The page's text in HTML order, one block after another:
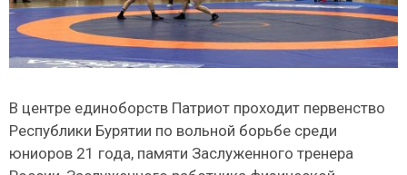
В центре единоборств Патриот проходит первенство
Республики Бурятии по вольной борьбе среди
юниоров 21 года, памяти Заслуженного тренера